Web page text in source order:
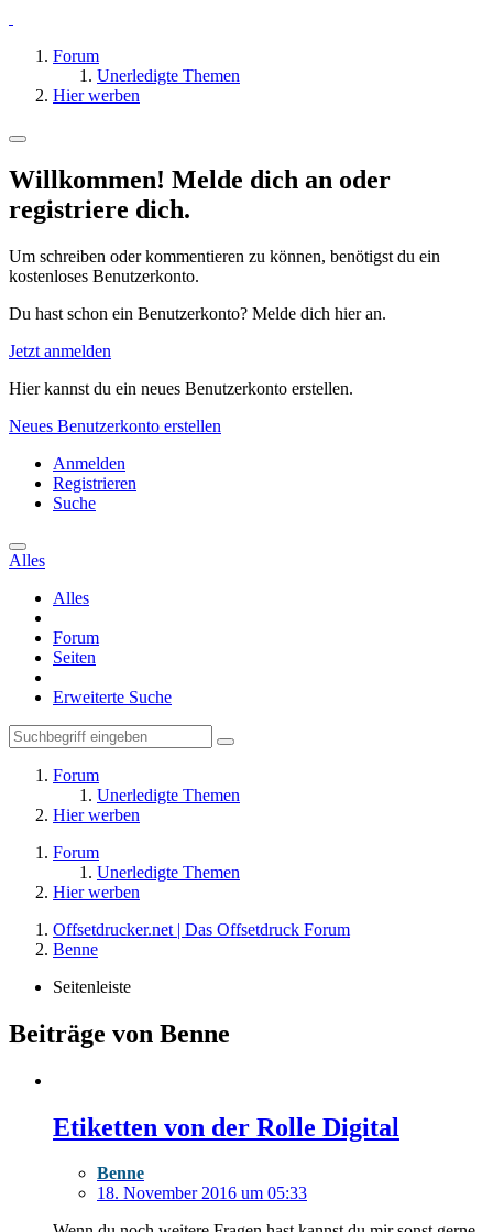
Forum
Unerledigte Themen
Hier werben
Willkommen! Melde dich an oder
registriere dich.
Um schreiben oder kommentieren zu können, benötigst du ein
kostenloses Benutzerkonto.
Du hast schon ein Benutzerkonto? Melde dich hier an.
Jetzt anmelden
Hier kannst du ein neues Benutzerkonto erstellen.
Neues Benutzerkonto erstellen
Anmelden
Registrieren
Suche
Alles
Alles
Forum
Seiten
Erweiterte Suche
Forum
Unerledigte Themen
Hier werben
Forum
Unerledigte Themen
Hier werben
Offsetdrucker.net | Das Offsetdruck Forum
Benne
Seitenleiste
Beiträge von Benne
Etiketten von der Rolle Digital
Benne
18. November 2016 um 05:33